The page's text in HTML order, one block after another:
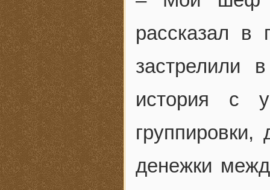
рассказал в
застрелили
история с
денежки